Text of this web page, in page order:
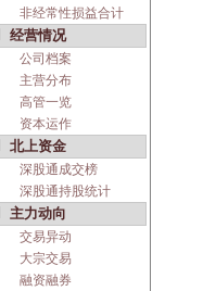
非经常性损益合计
经营情况
公司档案
主营分布
高管一览
资本运作
北上资金
深股通成交榜
深股通持股统计
主力动向
交易异动
大宗交易
融资融券